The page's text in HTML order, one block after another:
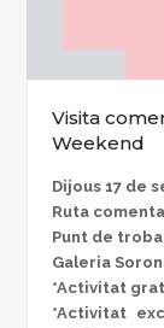
Visita
Weekend
Dijous 17 de
Ruta
Punt de
Galeria
*Activitat
*Activitat